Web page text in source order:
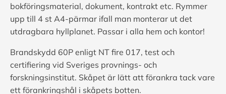
bokföringsmaterial, dokument, kontrakt etc. Rymmer
upp till 4 st A4-pärmar ifall man monterar ut det
utdragbara hyllplanet. Passar i alla hem och kontor!
Brandskydd 60P enligt NT fire 017, test och
certifiering vid Sveriges provnings- och
forskningsinstitut. Skåpet är lätt att förankra tack vare
ett förankringshål i skåpets botten.